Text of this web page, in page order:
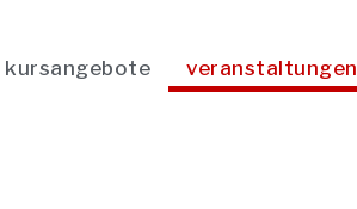
kursangebote veranstaltungen